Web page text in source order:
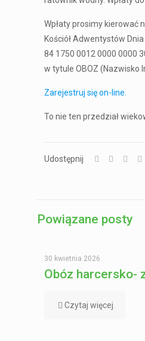
Wpłaty prosimy kierować
Kościół Adwentystów
84 1750 0012 0000 0000
w tytule OBOZ (Nazwisko
Zarejestruj się on-line.
To nie ten przedział
Udostępnij
Powiązane posty
30 kwietnia 2026
Obóz harcersko-
Czytaj więcej